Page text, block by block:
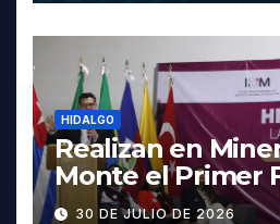
HIDALGO
Realizan en
Monte el Primer
contra la Trata
30 DE JULIO DE 2026